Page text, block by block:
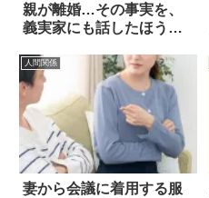
親が離婚…その事実を、
義実家にも話したほうが
人間関係
妻から会議に着用する服